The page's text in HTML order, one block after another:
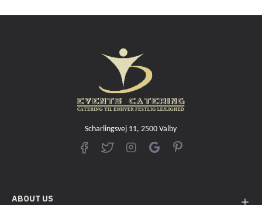
Scharlingsvej 11, 2500 Valby
ABOUT US